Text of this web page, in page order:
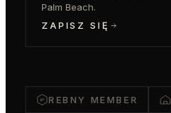
Palm Beach.
ZAPISZ SIĘ
REBNY MEMBER